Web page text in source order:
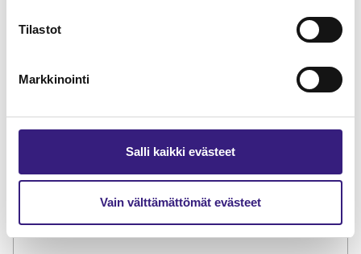
Tilastot
Markkinointi
Salli kaikki evästeet
Vain välttämättömät evästeet
lukuoikeus
TILAA TÄSTÄ